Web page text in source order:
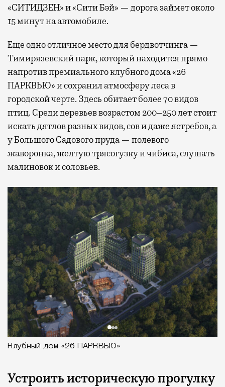
«СИТИДЗЕН» и «Сити Бэй» — дорога займет около
15 минут на автомобиле.
Еще одно отличное место для бердвотчинга —
Тимирязевский парк, который находится прямо
напротив премиального клубного дома «26
ПАРКВЬЮ» и сохранил атмосферу леса в
городской черте. Здесь обитает более 70 видов
птиц. Среди деревьев возрастом 200–250 лет стоит
искать дятлов разных видов, сов и даже ястребов, а
у Большого Садового пруда — полевого
жаворонка, желтую трясогузку и чибиса, слушать
малиновок и соловьев.
Клубный дом «26 ПАРКВЬЮ»
Устроить историческую прогулку